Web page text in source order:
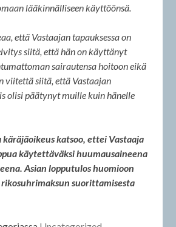
lääkinnälliseen käyttöönsä.
että Vastaajan tapauksessa on
siitä, että hän on käyttänyt
sairautensa hoitoon eikä
viitettä siitä, että Vastaajan
olisi päätynyt muille kuin hänelle
katsoo, ettei Vastaaja
käytettäväksi huumausaineena
Asian lopputulos huomioon
suorittamisesta